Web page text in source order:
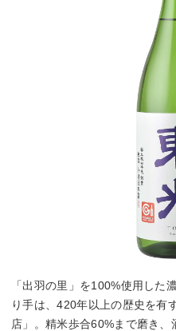
「出羽の里」を100%使用した
り手は、420年以上の歴史を有
店」。精米歩合60%まで磨き